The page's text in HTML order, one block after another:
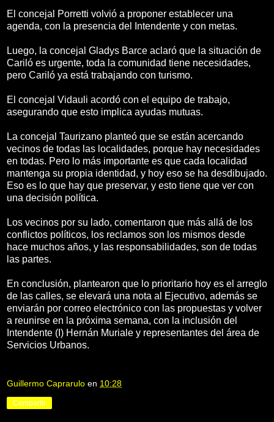
El concejal Porretti volvió a proponer establecer una
agenda, con la presencia del Intendente y con metas.
Luego, la concejal Gladys Barce aclaró que la situación de
Cariló es urgente, toda la comunidad tiene necesidades,
pero Cariló ya está trabajando con turismo.
El concejal Vidauli acordó con el equipo de trabajo,
asegurando que esto implica ayudas mutuas.
La concejal Taurizano planteó que se están acercando
vecinos de todas las localidades, porque hay necesidades
en todas. Pero lo más importante es que cada localidad
mantenga su propia identidad, y hoy eso se ha desdibujado.
Eso es lo que hay que preservar, y esto tiene que ver con
una decisión política.
Los vecinos por su lado, comentaron que más allá de los
conflictos políticos, los reclamos son los mismos desde
hace muchos años, y las responsabilidades, son de todas
las partes.
En conclusión, plantearon que lo prioritario hoy es el arreglo
de las calles, se elevará una nota al Ejecutivo, además se
enviarán por correo electrónico con las propuestas y volver
a reunirse en la próxima semana, con la inclusión del
Intendente (I) Hernán Muriale y representantes del área de
Servicios Urbanos.
Guillermo Caprarulo en 10:28
Compartir